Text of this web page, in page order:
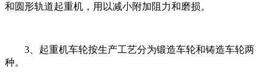
和圆形轨道起重机，用以减小附加阻力和磨损。
3、起重机车轮按生产工艺分为锻造车轮和铸造车轮两
种。